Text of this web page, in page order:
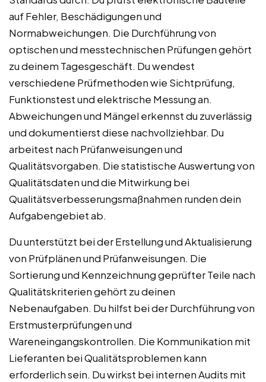
auf Fehler, Beschädigungen und
Normabweichungen. Die Durchführung von
optischen und messtechnischen Prüfungen gehört
zu deinem Tagesgeschäft. Du wendest
verschiedene Prüfmethoden wie Sichtprüfung,
Funktionstest und elektrische Messung an.
Abweichungen und Mängel erkennst du zuverlässig
und dokumentierst diese nachvollziehbar. Du
arbeitest nach Prüfanweisungen und
Qualitätsvorgaben. Die statistische Auswertung von
Qualitätsdaten und die Mitwirkung bei
Qualitätsverbesserungsmaßnahmen runden dein
Aufgabengebiet ab.
Du unterstützt bei der Erstellung und Aktualisierung
von Prüfplänen und Prüfanweisungen. Die
Sortierung und Kennzeichnung geprüfter Teile nach
Qualitätskriterien gehört zu deinen
Nebenaufgaben. Du hilfst bei der Durchführung von
Erstmusterprüfungen und
Wareneingangskontrollen. Die Kommunikation mit
Lieferanten bei Qualitätsproblemen kann
erforderlich sein. Du wirkst bei internen Audits mit